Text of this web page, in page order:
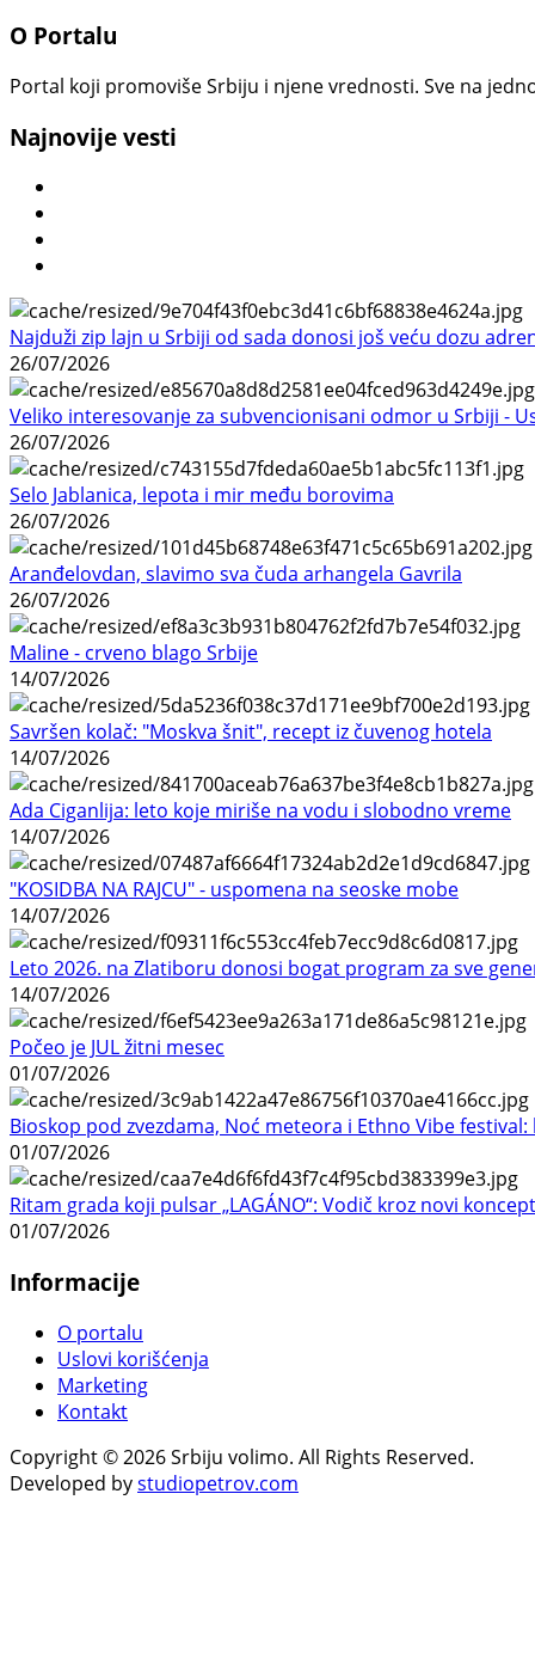
O Portalu
Portal koji promoviše Srbiju i njene vrednosti. Sve na
Najnovije vesti
Najduži zip lajn u Srbiji od sada donosi još veću dozu
26/07/2026
Veliko interesovanje za subvencionisani odmor u Srbiji -
26/07/2026
Selo Jablanica, lepota i mir među borovima
26/07/2026
Aranđelovdan, slavimo sva čuda arhangela Gavrila
26/07/2026
Maline - crveno blago Srbije
14/07/2026
Savršen kolač: "Moskva šnit", recept iz čuvenog hotela
14/07/2026
Ada Ciganlija: leto koje miriše na vodu i slobodno vreme
14/07/2026
"KOSIDBA NA RAJCU" - uspomena na seoske mobe
14/07/2026
Leto 2026. na Zlatiboru donosi bogat program za sve
14/07/2026
Počeo je JUL žitni mesec
01/07/2026
Bioskop pod zvezdama, Noć meteora i Ethno Vibe
01/07/2026
Ritam grada koji pulsar „LAGÁNO“: Vodič kroz novi
01/07/2026
Informacije
O portalu
Uslovi korišćenja
Marketing
Kontakt
Copyright © 2026 Srbiju volimo. All Rights Reserved.
Developed bystudiopetrov.com